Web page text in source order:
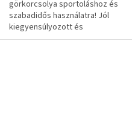
görkorcsolya sportoláshoz és
szabadidős használatra! Jól
kiegyensúlyozott és
hihetetlenül stabil!